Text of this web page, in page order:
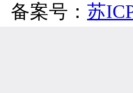
备案号： 苏